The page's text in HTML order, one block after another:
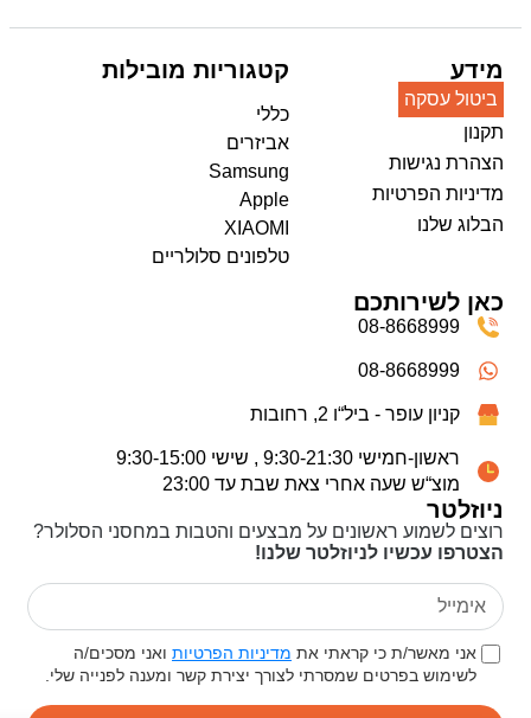
ניוזלטר
רוצים לשמוע ראשונים על מבצעים והטבות במחסני הסלולר?
הצטרפו עכשיו לניוזלטר שלנו!
אני מאשר/ת כי קראתי אתמדיניות הפרטיותואני מסכים/ה
לשימוש בפרטים שמסרתי לצורך יצירת קשר ומענה לפנייה שלי.
מידע
ביטול עסקה
תקנון
הצהרת נגישות
מדיניות הפרטיות
הבלוג שלנו
קטגוריות מובילות
כללי
אביזרים
Samsung
Apple
XIAOMI
טלפונים סלולריים
כאן לשירותכם
08-8668999
08-8668999
קניון עופר - ביל“ו 2, רחובות
ראשון-חמישי 9:30-21:30 , שישי 9:30-15:00
מוצ“ש שעה אחרי צאת שבת עד 23:00